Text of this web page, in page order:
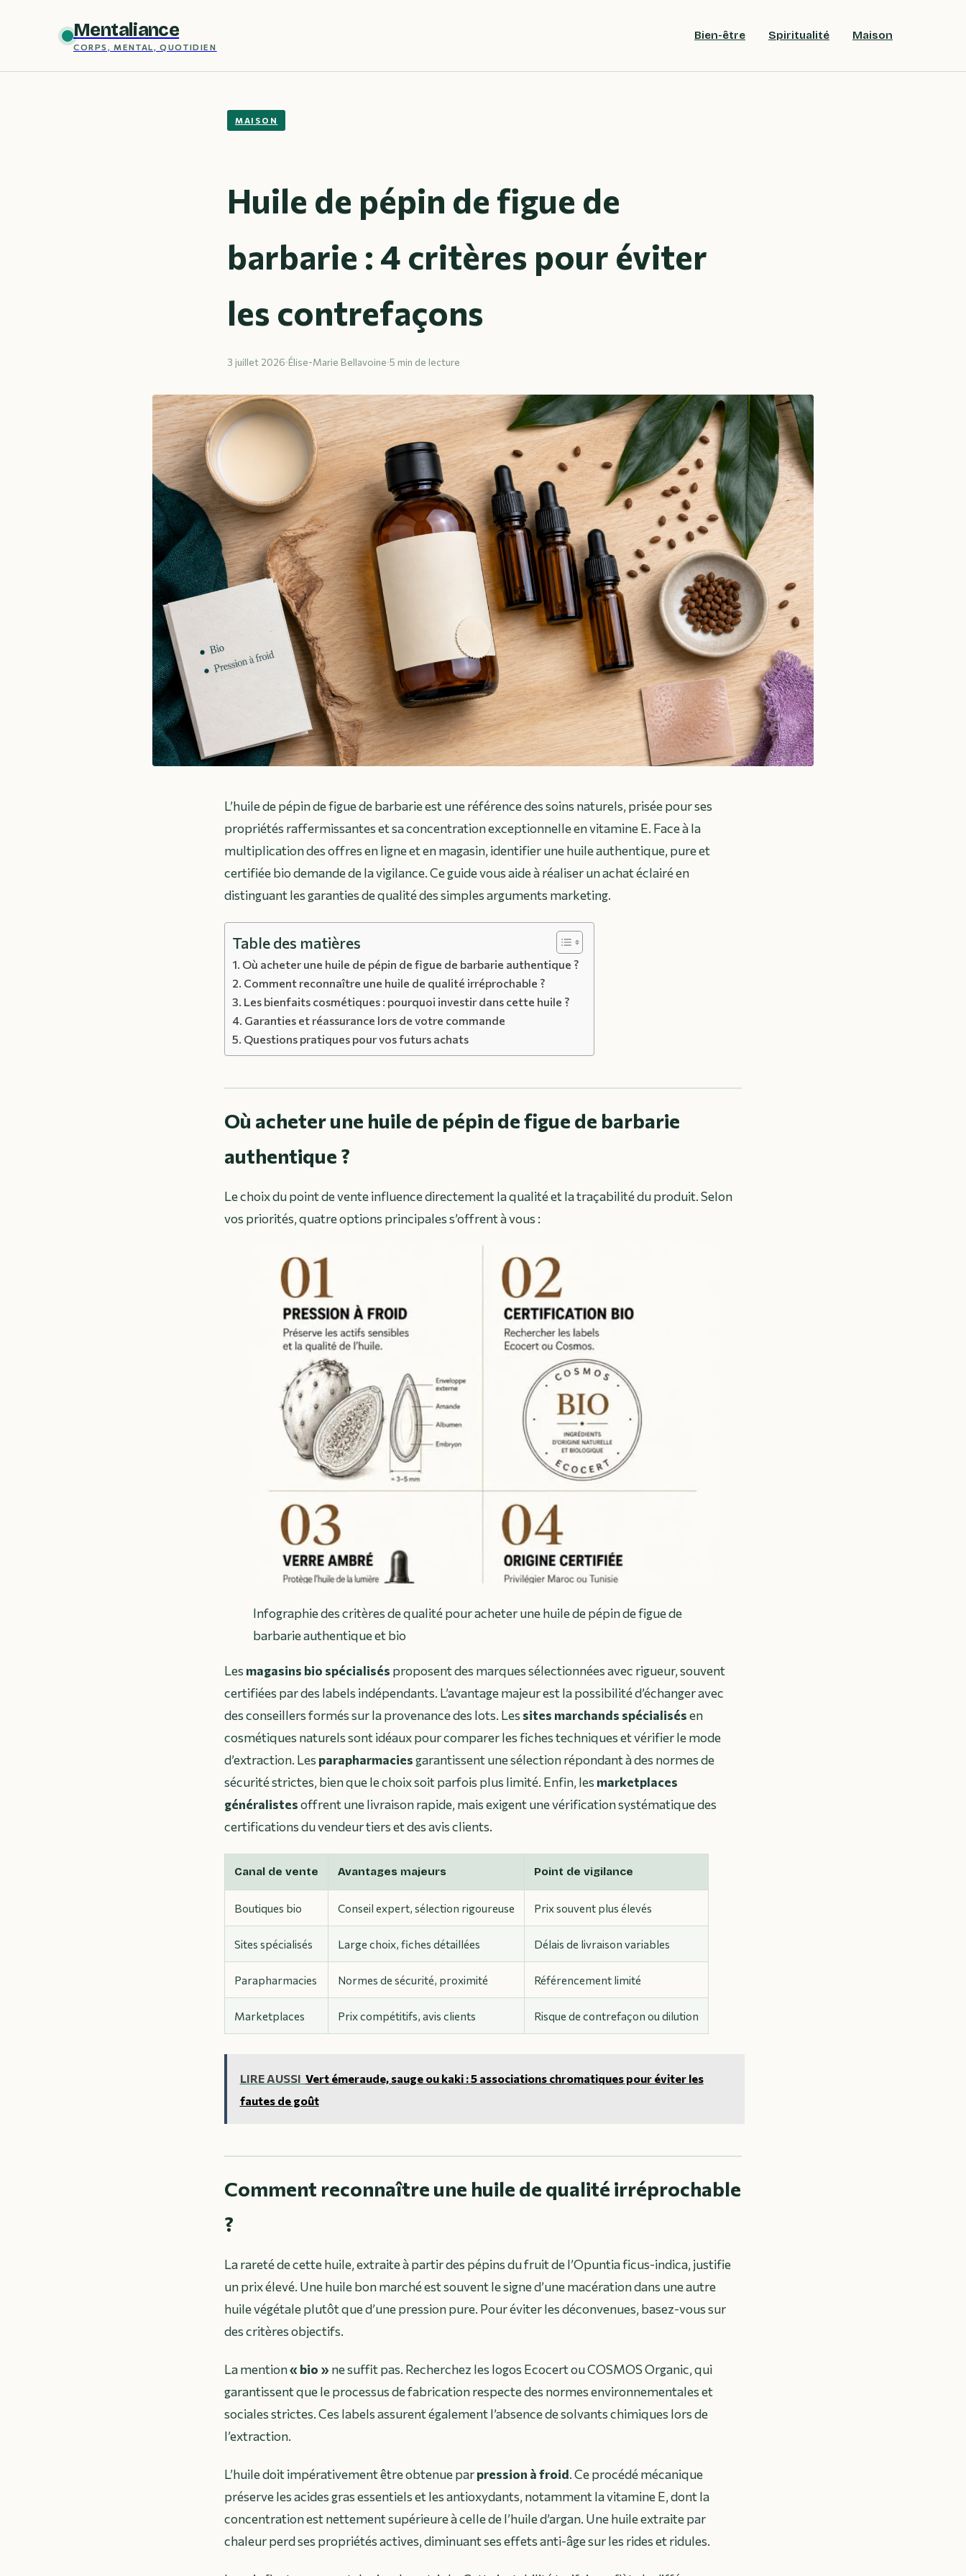
Mentaliance
CORPS, MENTAL, QUOTIDIEN
Bien-être Spiritualité Maison
MAISON
Huile de pépin de figue de
barbarie : 4 critères pour éviter
les contrefaçons
3 juillet 2026·Élise-Marie Bellavoine·5 min de lecture
L’huile de pépin de figue de barbarie est une référence des soins naturels, prisée pour ses
propriétés raffermissantes et sa concentration exceptionnelle en vitamine E. Face à la
multiplication des offres en ligne et en magasin, identifier une huile authentique, pure et
certifiée bio demande de la vigilance. Ce guide vous aide à réaliser un achat éclairé en
distinguant les garanties de qualité des simples arguments marketing.
Table des matières
Où acheter une huile de pépin de figue de barbarie authentique ?
Comment reconnaître une huile de qualité irréprochable ?
Les bienfaits cosmétiques : pourquoi investir dans cette huile ?
Garanties et réassurance lors de votre commande
Questions pratiques pour vos futurs achats
Où acheter une huile de pépin de figue de barbarie
authentique ?
Le choix du point de vente influence directement la qualité et la traçabilité du produit. Selon
vos priorités, quatre options principales s’offrent à vous :
Infographie des critères de qualité pour acheter une huile de pépin de figue de
barbarie authentique et bio
Lesmagasins bio spécialisés proposent des marques sélectionnées avec rigueur, souvent
certifiées par des labels indépendants. L’avantage majeur est la possibilité d’échanger avec
des conseillers formés sur la provenance des lots. Lessites marchands spécialisésen
cosmétiques naturels sont idéaux pour comparer les fiches techniques et vérifier le mode
d’extraction. Lesparapharmaciesgarantissent une sélection répondant à des normes de
sécurité strictes, bien que le choix soit parfois plus limité. Enfin, lesmarketplaces
généralistesoffrent une livraison rapide, mais exigent une vérification systématique des
certifications du vendeur tiers et des avis clients.
Canal de vente Avantages majeurs Point de vigilance
Boutiques bio Conseil expert, sélection rigoureuse Prix souvent plus élevés
Sites spécialisés Large choix, fiches détaillées Délais de livraison variables
Parapharmacies Normes de sécurité, proximité Référencement limité
Marketplaces Prix compétitifs, avis clients Risque de contrefaçon ou dilution
LIRE AUSSI Vert émeraude, sauge ou kaki : 5 associations chromatiques pour éviter les
fautes de goût
Comment reconnaître une huile de qualité irréprochable
?
La rareté de cette huile, extraite à partir des pépins du fruit de l’Opuntia ficus-indica, justifie
un prix élevé. Une huile bon marché est souvent le signe d’une macération dans une autre
huile végétale plutôt que d’une pression pure. Pour éviter les déconvenues, basez-vous sur
des critères objectifs.
La mention« bio » ne suffit pas. Recherchez les logosEcocertouCOSMOS Organic, qui
garantissent que le processus de fabrication respecte des normes environnementales et
sociales strictes. Ces labels assurent également l’absence de solvants chimiques lors de
l’extraction.
L’huile doit impérativement être obtenue parpression à froid. Ce procédé mécanique
préserve les acides gras essentiels et les antioxydants, notamment la vitamine E, dont la
concentration est nettement supérieure à celle de l’huile d’argan. Une huile extraite par
chaleur perd ses propriétés actives, diminuant ses effets anti-âge sur les rides et ridules.